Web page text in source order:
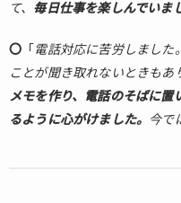
大切
てい
るも
のは
何で
すか
て、 毎日仕事を楽しんでいま
〇 「 電話対応に苦労しました
ことが聞き取れないときもあ
メモを作り、電話のそばに置
るように心がけました。
今で